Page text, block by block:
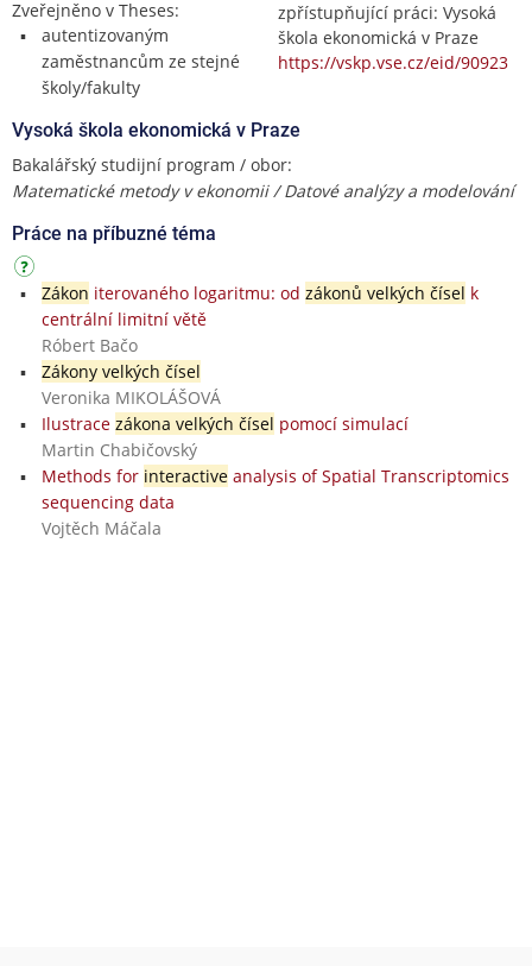
Zveřejněno v Theses:
autentizovaným
zaměstnancům ze stejné
školy/fakulty
zpřístupňující práci: Vysoká
škola ekonomická v Praze
https://vskp.vse.cz/eid/90923
Vysoká škola ekonomická v Praze
Bakalářský studijní program / obor:
Matematické metody v ekonomii / Datové analýzy a modelování
Práce na příbuzné téma
Zákon iterovaného logaritmu: od zákonů velkých čísel k
centrální limitní větě
Róbert Bačo
Zákony velkých čísel
Veronika MIKOLÁŠOVÁ
Ilustrace zákona velkých čísel pomocí simulací
Martin Chabičovský
Methods for interactiveanalysis of Spatial Transcriptomics
sequencing data
Vojtěch Máčala